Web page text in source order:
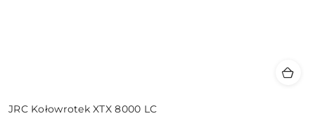
JRC Kołowrotek XTX 8000 LC